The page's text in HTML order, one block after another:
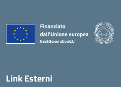
Link Esterni